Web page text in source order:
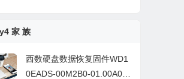
家 族
西数硬盘数据恢复固件WD1
0EADS-00M2B0-01.00A01-